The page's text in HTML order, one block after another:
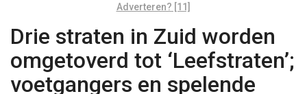
Adverteren? [11]
Drie straten in Zuid worden
omgetoverd tot ‘Leefstraten’;
voetgangers en spelende